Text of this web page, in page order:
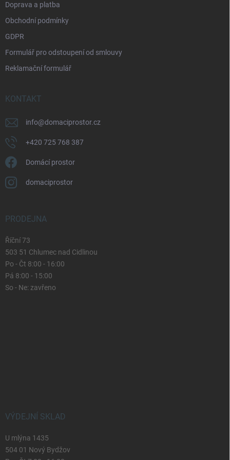
Doprava a platba
Obchodní podmínky
GDPR
Formulář pro odstoupení od smlouvy
Reklamační formulář
KONTAKT
info@domaciprostor.cz
+420 725 768 387
Domácí prostor
domaciprostor
PRODEJNA
Říční 73
503 51 Chlumec nad Cidlinou
Po - Čt 8:00 - 16:00
Pá 8:00 - 15:00
So - Ne: zavřeno
VÝDEJNÍ SKLAD
U mlýna 1435
504 01 Nový Bydžov